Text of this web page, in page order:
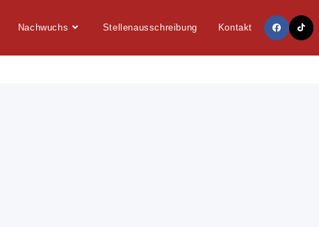
Nachwuchs Stellenausschreibung Kontakt